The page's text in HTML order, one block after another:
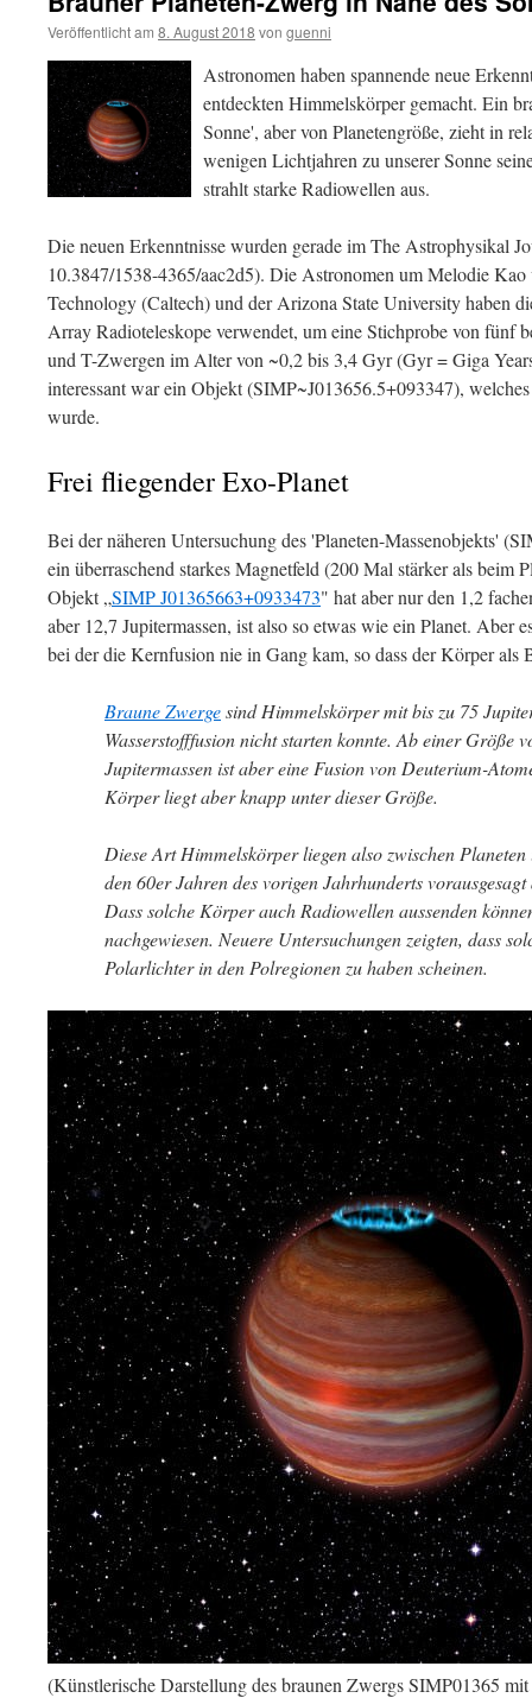
Veröffentlicht am 8. August 2018 von guenni
Astronomen haben spannende neue
entdeckten Himmelskörper gemacht. Ein
Sonne', aber von Planetengröße, zieht in
wenigen Lichtjahren zu unserer Sonne
strahlt starke Radiowellen aus.
Die neuen Erkenntnisse wurden gerade im The Astrophysikal
10.3847/1538-4365/aac2d5). Die Astronomen um Melodie
Technology (Caltech) und der Arizona State University haben
Array Radioteleskope verwendet, um eine Stichprobe von fünf
und T-Zwergen im Alter von ~0,2 bis 3,4 Gyr (Gyr = Giga
interessant war ein Objekt (SIMP~J013656.5+093347),
wurde.
Frei fliegender Exo-Planet
Bei der näheren Untersuchung des 'Planeten-Massenobjekts'
ein überraschend starkes Magnetfeld (200 Mal stärker als beim
Objekt „SIMP J01365663+0933473" hat aber nur den 1,2
aber 12,7 Jupitermassen, ist also so etwas wie ein Planet. Aber
bei der die Kernfusion nie in Gang kam, so dass der Körper als
Braune Zwergesind Himmelskörper mit bis zu 75
Wasserstofffusion nicht starten konnte. Ab einer Größe
Jupitermassen ist aber eine Fusion von Deuterium-
Körper liegt aber knapp unter dieser Größe.
Diese Art Himmelskörper liegen also zwischen
den 60er Jahren des vorigen Jahrhunderts
Dass solche Körper auch Radiowellen aussenden
nachgewiesen. Neuere Untersuchungen zeigten, dass
Polarlichter in den Polregionen zu haben scheinen.
(Künstlerische Darstellung des braunen Zwergs SIMP01365